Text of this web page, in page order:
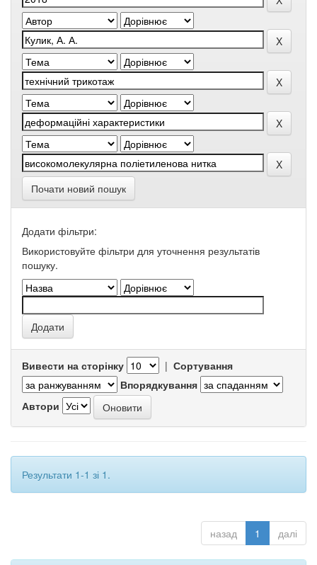
Почати новий пошук
Додати фільтри:
Використовуйте фільтри для уточнення результатів
пошуку.
Вивести на сторінку | Сортування
Впорядкування
Автори
Результати 1-1 зі 1.
назад 1 далі